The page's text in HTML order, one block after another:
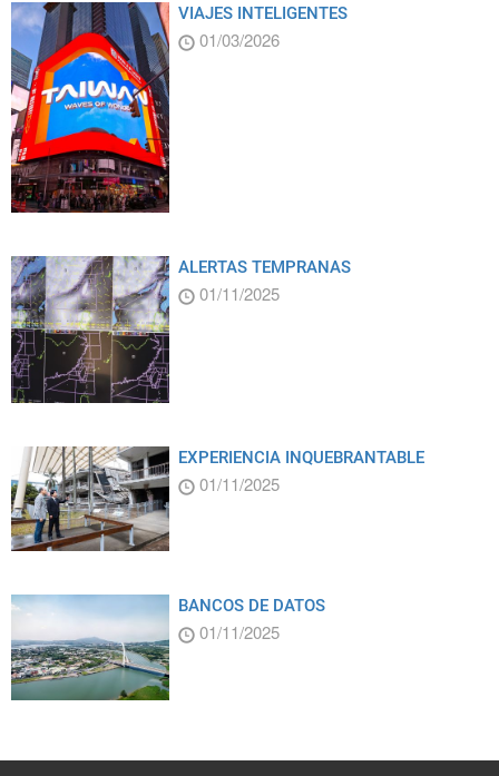
VIAJES INTELIGENTES
01/03/2026
ALERTAS TEMPRANAS
01/11/2025
EXPERIENCIA INQUEBRANTABLE
01/11/2025
BANCOS DE DATOS
01/11/2025